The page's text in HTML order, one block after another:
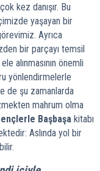
kez danışır. Bu
yaşayan bir
Ayrıca
bir parçayı temsil
alınmasının önemli
yönlendirmelerle
de şu zamanlarda
mahrum olma
Başbaşa kitabı
Aslında yol bir